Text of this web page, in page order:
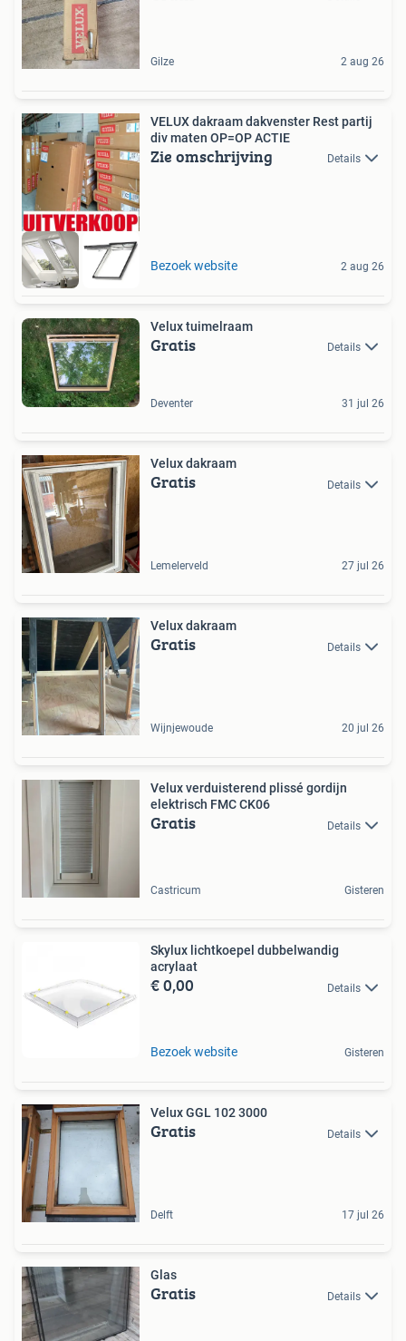
Gilze 2 aug 26
VELUX dakraam dakvenster Rest partij
div maten OP=OP ACTIE
Zie omschrijving Details
Bezoek website 2 aug 26
Velux tuimelraam
Gratis Details
Deventer 31 jul 26
Velux dakraam
Gratis Details
Lemelerveld 27 jul 26
Velux dakraam
Gratis Details
Wijnjewoude 20 jul 26
Velux verduisterend plissé gordijn
elektrisch FMC CK06
Gratis Details
Castricum Gisteren
Skylux lichtkoepel dubbelwandig
acrylaat
€ 0,00 Details
Bezoek website Gisteren
Velux GGL 102 3000
Gratis Details
Delft 17 jul 26
Glas
Gratis Details